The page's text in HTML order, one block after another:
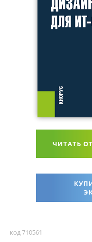
ЧИТАТЬ
код 710561